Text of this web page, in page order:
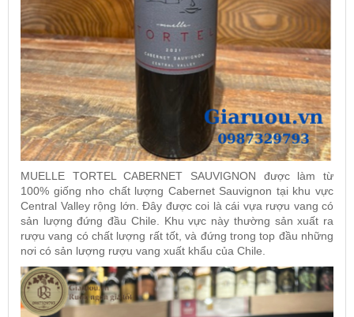
MUELLE TORTEL CABERNET SAUVIGNON được làm từ
100% giống nho chất lượng Cabernet Sauvignon tại khu vực
Central Valley rộng lớn. Đây được coi là cái vựa rượu vang có
sản lượng đứng đầu Chile. Khu vực này thường sản xuất ra
rượu vang có chất lượng rất tốt, và đứng trong top đầu những
nơi có sản lượng rượu vang xuất khẩu của Chile.